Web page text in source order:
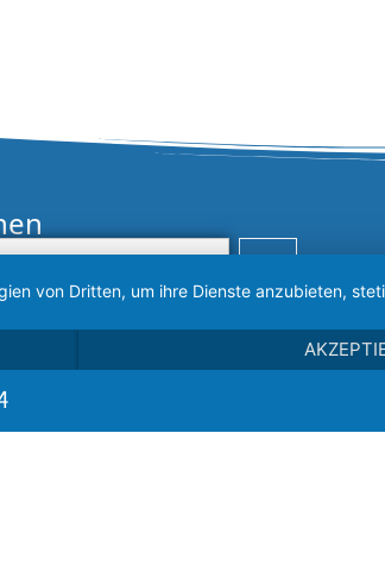
von Dritten, um ihre Dienste anzubieten,